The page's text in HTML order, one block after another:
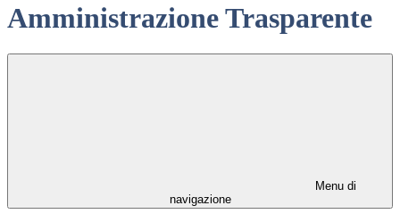
Amministrazione Trasparente
Menu di
navigazione